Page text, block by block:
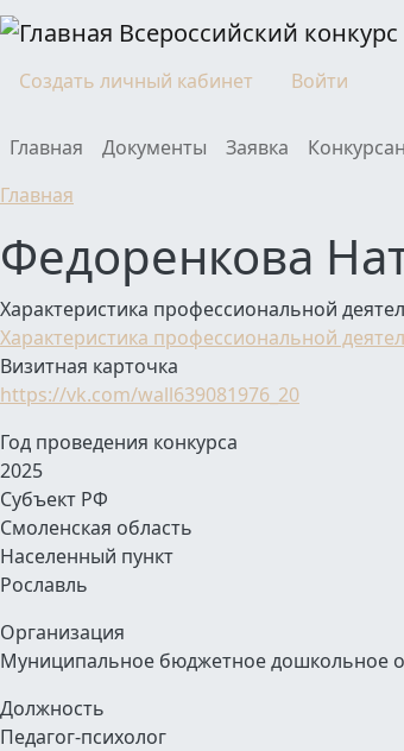
Перейти к основному содержанию
Всероссийский
Моя учетная запись
Создать личный кабинет Войти
Main navigation
Главная Документы Заявка
Главная
Федоренкова
Характеристика профессиональной
Характеристика профессиональной
Визитная карточка
https://vk.com/wall639081976_20
Год проведения конкурса
2025
Субъект РФ
Смоленская область
Населенный пункт
Рославль
Организация
Муниципальное бюджетное дошкольное
Должность
Педагог-психолог